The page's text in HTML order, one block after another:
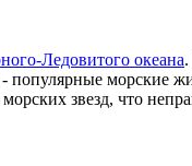
Ледовитого океана
морские
морских звезд, что